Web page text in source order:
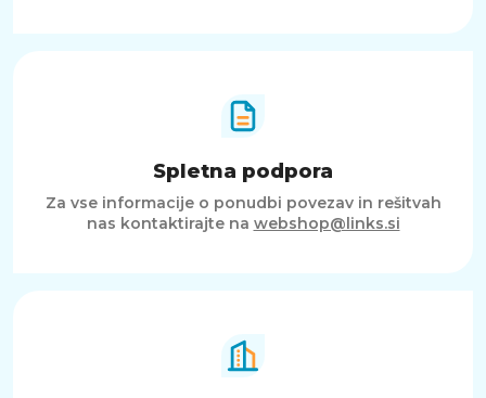
Spletna podpora
Za vse informacije o ponudbi povezav in rešitvah
nas kontaktirajte na webshop@links.si